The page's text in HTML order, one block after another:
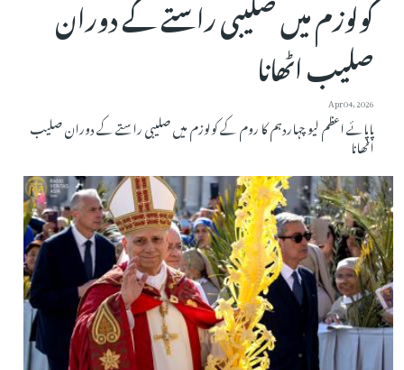
کولوزم میں صلیبی راستے کے دوران
صلیب اٹھانا
Apr 04, 2026
پاپائے اعظم لیو چہاردہم کا روم کے کولوزم میں صلیبی راستے کے دوران صلیب
اٹھانا